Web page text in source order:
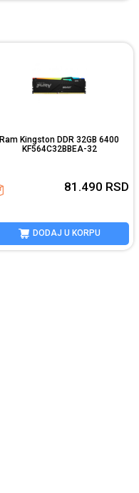
Ram Kingston DDR 32GB 6400
KF564C32BBEA-32
81.490 RSD
DODAJ U KORPU